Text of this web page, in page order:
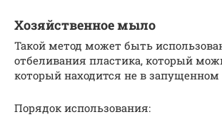
Хозяйственное мыло
Такой метод может быть
отбеливания пластика, который
который находится не в запущенном
Порядок использования: